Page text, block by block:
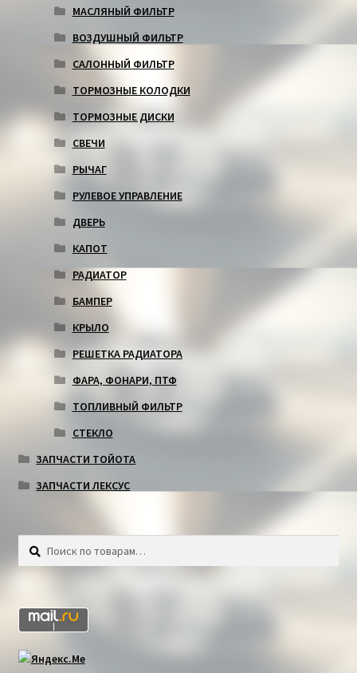
МАСЛЯНЫЙ ФИЛЬТР
ВОЗДУШНЫЙ ФИЛЬТР
САЛОННЫЙ ФИЛЬТР
ТОРМОЗНЫЕ КОЛОДКИ
ТОРМОЗНЫЕ ДИСКИ
СВЕЧИ
РЫЧАГ
РУЛЕВОЕ УПРАВЛЕНИЕ
ДВЕРЬ
КАПОТ
РАДИАТОР
БАМПЕР
КРЫЛО
РЕШЕТКА РАДИАТОРА
ФАРА, ФОНАРИ, ПТФ
ТОПЛИВНЫЙ ФИЛЬТР
СТЕКЛО
ЗАПЧАСТИ ТОЙОТА
ЗАПЧАСТИ ЛЕКСУС
Искать:
Поиск